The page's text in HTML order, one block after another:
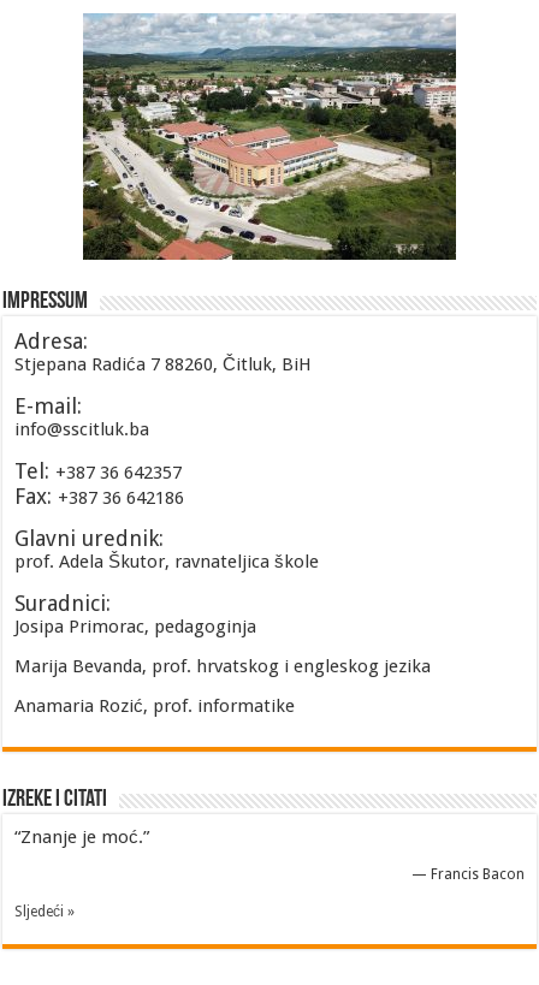
Impressum
Adresa:
Stjepana Radića 7 88260, Čitluk, BiH
E-mail:
info@sscitluk.ba
Tel: +387 36 642357
Fax: +387 36 642186
Glavni urednik:
prof. Adela Škutor, ravnateljica škole
Suradnici:
Josipa Primorac, pedagoginja
Marija Bevanda, prof. hrvatskog i engleskog jezika
Anamaria Rozić, prof. informatike
Izreke i Citati
“Znanje je moć.”
— Francis Bacon
Sljedeći »